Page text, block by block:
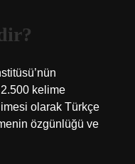
kelime
olarak Türkçe
özgünlüğü ve